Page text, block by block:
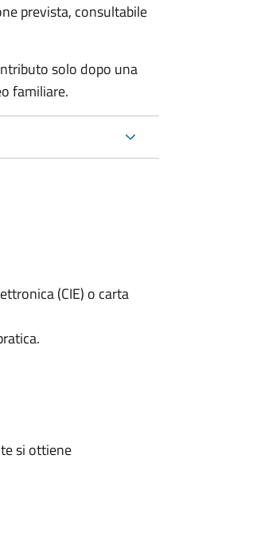
prevista, consultabile
solo dopo una
familiare.
(CIE) o carta
si ottiene